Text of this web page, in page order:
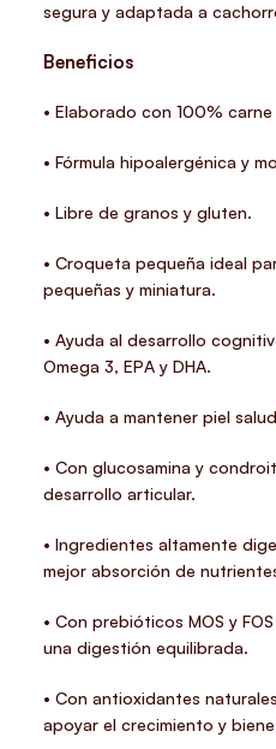
segura y adaptada a
Beneficios
• Elaborado con 100%
• Fórmula hipoalergénica y
• Libre de granos y gluten.
• Croqueta pequeña ideal
pequeñas y miniatura.
• Ayuda al desarrollo
Omega 3, EPA y DHA.
• Ayuda a mantener piel
• Con glucosamina y
desarrollo articular.
• Ingredientes altamente
mejor absorción de
• Con prebióticos MOS y
una digestión equilibrada.
• Con antioxidantes
apoyar el crecimiento y